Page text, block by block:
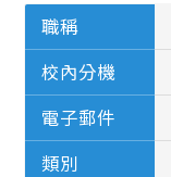
職稱
校內分機
電子郵件
類別